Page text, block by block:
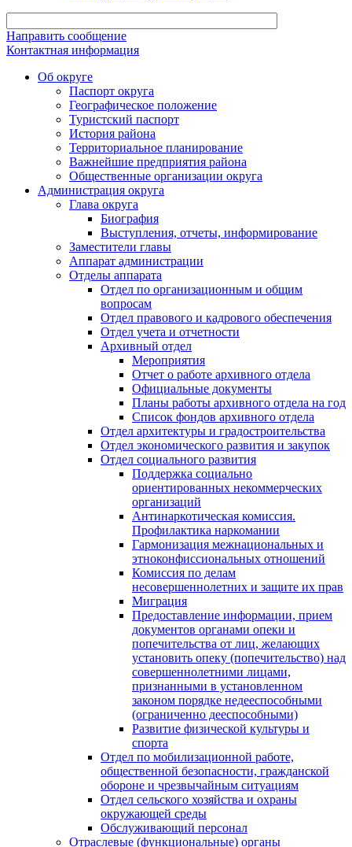
Направить сообщение
Контактная информация
Об округе
Паспорт округа
Географическое положение
Туристский паспорт
История района
Территориальное планирование
Важнейшие предприятия района
Общественные организации округа
Администрация округа
Глава округа
Биография
Выступления, отчеты, информирование
Заместители главы
Аппарат администрации
Отделы аппарата
Отдел по организационным и общим
вопросам
Отдел правового и кадрового обеспечения
Отдел учета и отчетности
Архивный отдел
Мероприятия
Отчет о работе архивного отдела
Официальные документы
Планы работы архивного отдела на год
Список фондов архивного отдела
Отдел архитектуры и градостроительства
Отдел экономического развития и закупок
Отдел социального развития
Поддержка социально
ориентированных некоммерческих
организаций
Антинаркотическая комиссия.
Профилактика наркомании
Гармонизация межнациональных и
этноконфиссиональных отношений
Комиссия по делам
несовершеннолетних и защите их прав
Миграция
Предоставление информации, прием
документов органами опеки и
попечительства от лиц, желающих
установить опеку (попечительство) над
совершеннолетними лицами,
признанными в установленном
законом порядке недееспособными
(ограниченно дееспособными)
Развитие физической культуры и
спорта
Отдел по мобилизационной работе,
общественной безопасности, гражданской
оборонe и чрезвычайным ситуациям
Отдел сельского хозяйства и охраны
окружающей среды
Обслуживающий персонал
Отраслевые (функциональные) органы